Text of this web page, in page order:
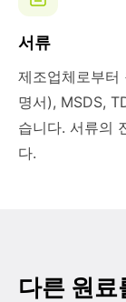
서류
제조업체로부터
명서), MSDS,
습니다. 서류의
다.
다른 원료